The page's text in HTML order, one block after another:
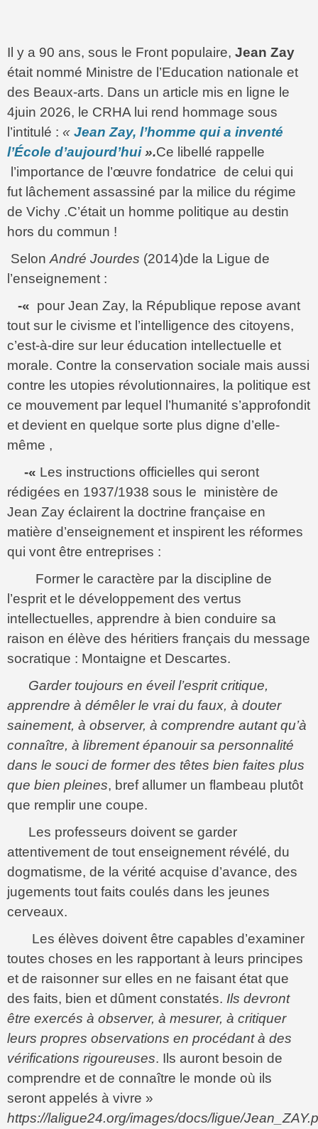
Il y a 90 ans, sous le Front populaire, Jean Zay
était nommé Ministre de l’Education nationale et
des Beaux-arts. Dans un article mis en ligne le
4juin 2026, le CRHA lui rend hommage sous
l’intitulé : « Jean Zay, l’homme qui a inventé
l’École d’aujourd’hui».Ce libellé rappelle
l’importance de l’œuvre fondatrice de celui qui
fut lâchement assassiné par la milice du régime
de Vichy .C’était un homme politique au destin
hors du commun !
Selon André Jourdes (2014)de la Ligue de
l’enseignement :
-« pour Jean Zay, la République repose avant
tout sur le civisme et l’intelligence des citoyens,
c’est-à-dire sur leur éducation intellectuelle et
morale. Contre la conservation sociale mais aussi
contre les utopies révolutionnaires, la politique est
ce mouvement par lequel l’humanité s’approfondit
et devient en quelque sorte plus digne d’elle-
même ,
-« Les instructions officielles qui seront
rédigées en 1937/1938 sous le ministère de
Jean Zay éclairent la doctrine française en
matière d’enseignement et inspirent les réformes
qui vont être entreprises :
Former le caractère par la discipline de
l’esprit et le développement des vertus
intellectuelles, apprendre à bien conduire sa
raison en élève des héritiers français du message
socratique : Montaigne et Descartes.
Garder toujours en éveil l’esprit critique,
apprendre à démêler le vrai du faux, à douter
sainement, à observer, à comprendre autant qu’à
connaître, à librement épanouir sa personnalité
dans le souci de former des têtes bien faites plus
que bien pleines, bref allumer un flambeau plutôt
que remplir une coupe.
Les professeurs doivent se garder
attentivement de tout enseignement révélé, du
dogmatisme, de la vérité acquise d’avance, des
jugements tout faits coulés dans les jeunes
cerveaux.
Les élèves doivent être capables d’examiner
toutes choses en les rapportant à leurs principes
et de raisonner sur elles en ne faisant état que
des faits, bien et dûment constatés. Ils devront
être exercés à observer, à mesurer, à critiquer
leurs propres observations en procédant à des
vérifications rigoureuses. Ils auront besoin de
comprendre et de connaître le monde où ils
seront appelés à vivre »
https://laligue24.org/images/docs/ligue/